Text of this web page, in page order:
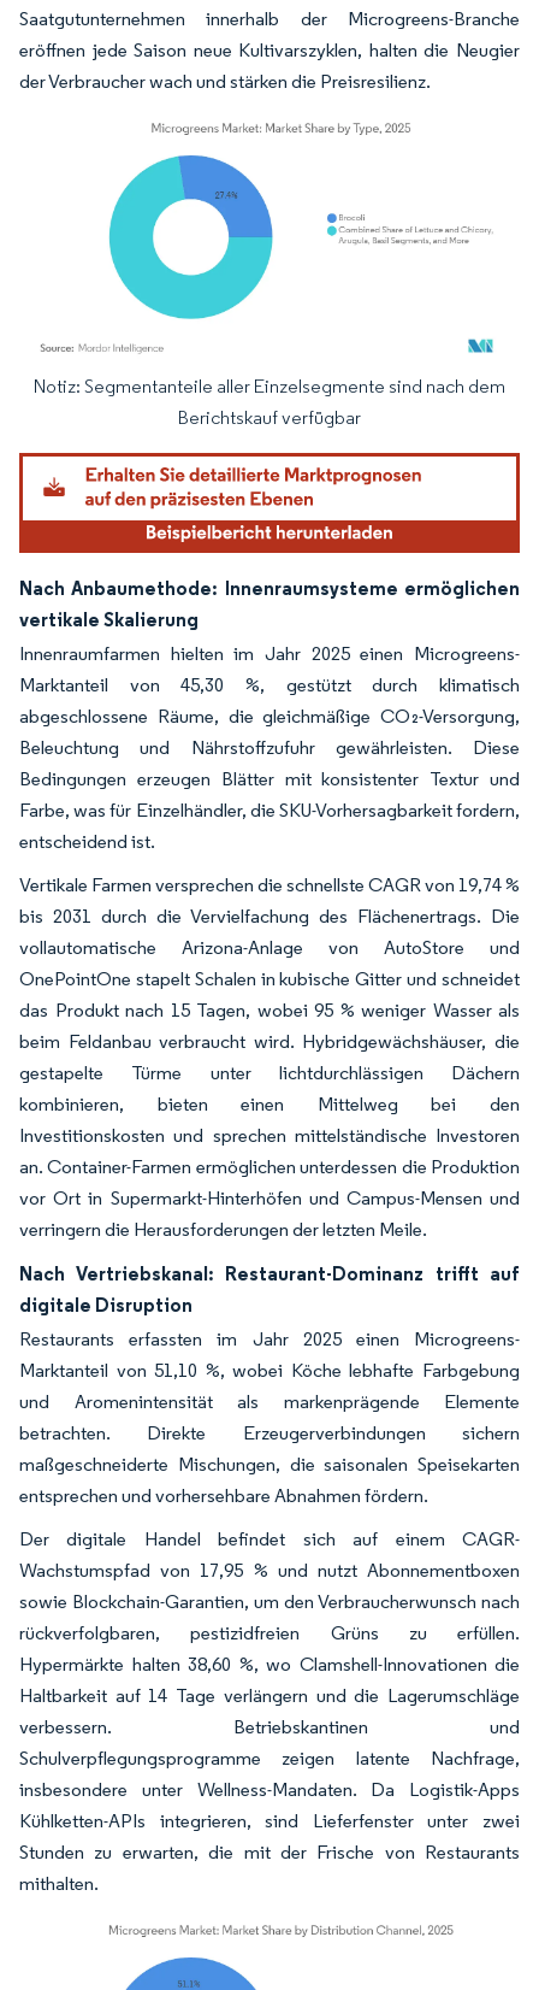
Saatgutunternehmen innerhalb der Microgreens-Branche
eröffnen jede Saison neue Kultivarszyklen, halten die Neugier
der Verbraucher wach und stärken die Preisresilienz.
Bild © Mordor Intelligence. Wiederverwendung erfordert Namensnennung
Notiz: Segmentanteile aller Einzelsegmente sind nach dem
Berichtskauf verfügbar
Nach Anbaumethode: Innenraumsysteme ermöglichen
vertikale Skalierung
Innenraumfarmen hielten im Jahr 2025 einen Microgreens-
Marktanteil von 45,30 %, gestützt durch klimatisch
abgeschlossene Räume, die gleichmäßige CO₂-Versorgung,
Beleuchtung und Nährstoffzufuhr gewährleisten. Diese
Bedingungen erzeugen Blätter mit konsistenter Textur und
Farbe, was für Einzelhändler, die SKU-Vorhersagbarkeit fordern,
entscheidend ist.
Vertikale Farmen versprechen die schnellste CAGR von 19,74 %
bis 2031 durch die Vervielfachung des Flächenertrags. Die
vollautomatische Arizona-Anlage von AutoStore und
OnePointOne stapelt Schalen in kubische Gitter und schneidet
das Produkt nach 15 Tagen, wobei 95 % weniger Wasser als
beim Feldanbau verbraucht wird. Hybridgewächshäuser, die
gestapelte Türme unter lichtdurchlässigen Dächern
kombinieren, bieten einen Mittelweg bei den
Investitionskosten und sprechen mittelständische Investoren
an. Container-Farmen ermöglichen unterdessen die Produktion
vor Ort in Supermarkt-Hinterhöfen und Campus-Mensen und
verringern die Herausforderungen der letzten Meile.
Nach Vertriebskanal: Restaurant-Dominanz trifft auf
digitale Disruption
Restaurants erfassten im Jahr 2025 einen Microgreens-
Marktanteil von 51,10 %, wobei Köche lebhafte Farbgebung
und Aromenintensität als markenprägende Elemente
betrachten. Direkte Erzeugerverbindungen sichern
maßgeschneiderte Mischungen, die saisonalen Speisekarten
entsprechen und vorhersehbare Abnahmen fördern.
Der digitale Handel befindet sich auf einem CAGR-
Wachstumspfad von 17,95 % und nutzt Abonnementboxen
sowie Blockchain-Garantien, um den Verbraucherwunsch nach
rückverfolgbaren, pestizidfreien Grüns zu erfüllen.
Hypermärkte halten 38,60 %, wo Clamshell-Innovationen die
Haltbarkeit auf 14 Tage verlängern und die Lagerumschläge
verbessern. Betriebskantinen und
Schulverpflegungsprogramme zeigen latente Nachfrage,
insbesondere unter Wellness-Mandaten. Da Logistik-Apps
Kühlketten-APIs integrieren, sind Lieferfenster unter zwei
Stunden zu erwarten, die mit der Frische von Restaurants
mithalten.